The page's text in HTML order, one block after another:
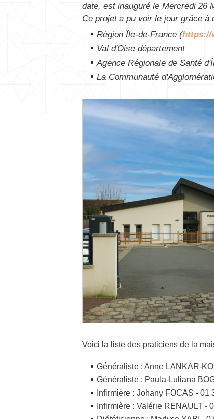
date, est inauguré le Mercredi 26
Ce projet a pu voir le jour grâce à
Région Île-de-France (https://
Val d'Oise département
Agence Régionale de Santé
La Communauté
Voici la liste des praticiens de la
Généraliste : Anne LANKAR-
Généraliste : Paula-Luliana
Infirmière : Johany FOCAS - 01
Infirmière : Valérie RENAULT -